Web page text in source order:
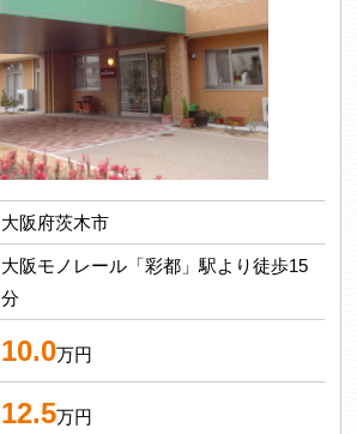
大阪府茨木市
大阪モノレール「彩都」駅より徒歩15
分
10.0万円
12.5万円